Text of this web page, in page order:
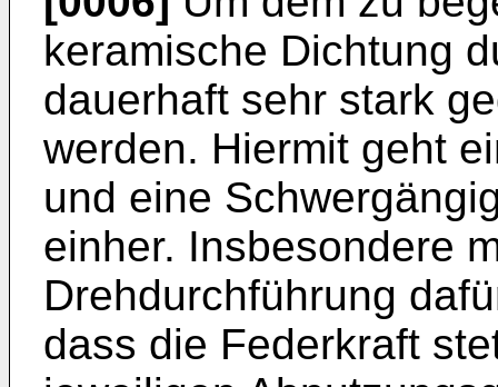
keramische Dichtung
dauerhaft sehr stark
werden. Hiermit geht
und eine
einher. Insbesondere
Drehdurchführung
dass die Federkraft